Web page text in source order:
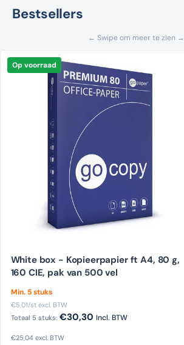
Bestsellers
← Swipe om meer te zien →
Op voorraad
White box - Kopieerpapier ft A4, 80 g,
160 CIE, pak van 500 vel
Min. 5 stuks
€5,01/st excl. BTW
Totaal 5 stuks: €30,30 Incl. BTW
€25,04excl. BTW